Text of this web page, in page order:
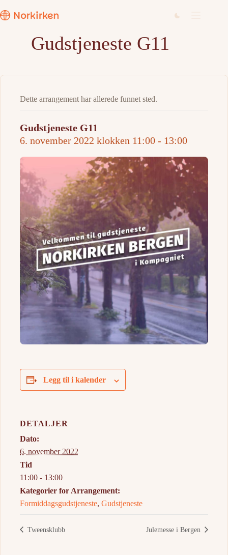
til
innholdet
Gudstjeneste G11
Dette arrangement har allerede funnet sted.
Gudstjeneste G11
6. november 2022 klokken 11:00 - 13:00
Legg til i kalender
DETALJER
Dato:
6. november 2022
Tid
11:00 - 13:00
Kategorier for Arrangement:
Formiddagsgudstjeneste,Gudstjeneste
Tweensklubb Julemesse i Bergen